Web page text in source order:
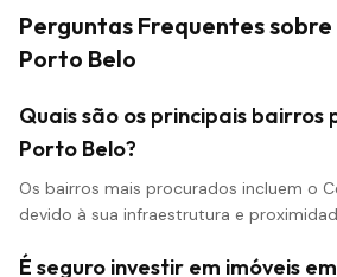
Perguntas Frequentes sobre
Porto Belo
Quais são os principais bairros
Porto Belo?
Os bairros mais procurados incluem o
devido à sua infraestrutura e
É seguro investir em imóveis